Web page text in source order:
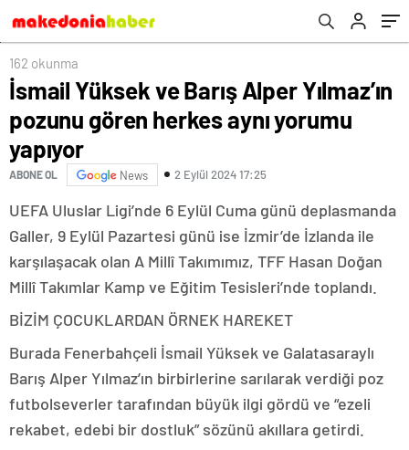
162 okunma
İsmail Yüksek ve Barış Alper Yılmaz’ın
pozunu gören herkes aynı yorumu
yapıyor
ABONE OL News 2 Eylül 2024 17:25
UEFA Uluslar Ligi’nde 6 Eylül Cuma günü deplasmanda
Galler, 9 Eylül Pazartesi günü ise İzmir’de İzlanda ile
karşılaşacak olan A Millî Takımımız, TFF Hasan Doğan
Millî Takımlar Kamp ve Eğitim Tesisleri’nde toplandı.
BİZİM ÇOCUKLARDAN ÖRNEK HAREKET
Burada Fenerbahçeli İsmail Yüksek ve Galatasaraylı
Barış Alper Yılmaz’ın birbirlerine sarılarak verdiği poz
futbolseverler tarafından büyük ilgi gördü ve “ezeli
rekabet, edebi bir dostluk” sözünü akıllara getirdi.